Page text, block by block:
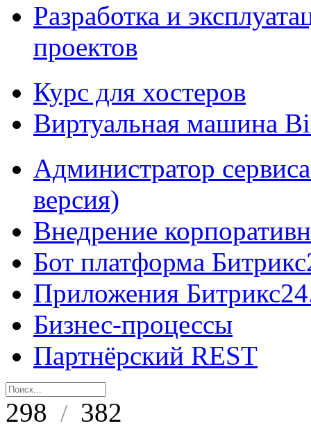
Разработка и
проектов
Курс для хостеров
Виртуальная машина
Администратор
версия)
Внедрение
Бот платформа
Приложения
Бизнес-процессы
Партнёрский REST
298 / 382